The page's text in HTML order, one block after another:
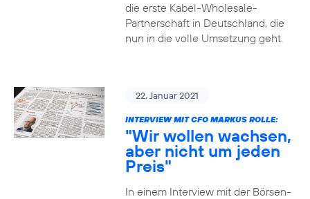
die erste Kabel-Wholesale-
Partnerschaft in Deutschland, die
nun in die volle Umsetzung geht.
22. Januar 2021
INTERVIEW MIT CFO MARKUS ROLLE:
"Wir wollen wachsen,
aber nicht um jeden
Preis"
In einem Interview mit der Börsen-